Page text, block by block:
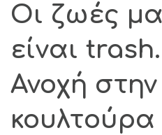
Οι ζωές
είναι
Ανοχή στην
κουλτούρα